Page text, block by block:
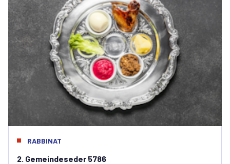
RABBINAT
2. Gemeindeseder 5786